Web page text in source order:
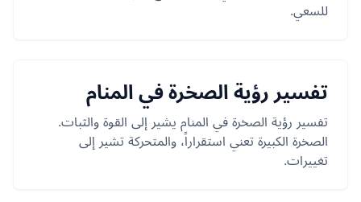
للسعي.
تفسير رؤية الصخرة في المنام
تفسير رؤية الصخرة في المنام يشير إلى القوة والثبات.
الصخرة الكبيرة تعني استقراراً، والمتحركة تشير إلى
تغييرات.